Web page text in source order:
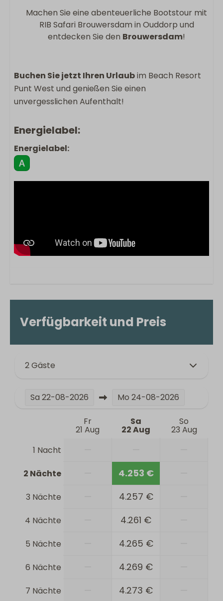
Machen Sie eine abenteuerliche Bootstour mit
RIB Safari Brouwersdam in Ouddorp und
entdecken Sie den Brouwersdam!
Buchen Sie jetzt Ihren Urlaubim Beach Resort
Punt West und genießen Sie einen
unvergesslichen Aufenthalt!
Energielabel:
Energielabel:
Verfügbarkeit und Preis
2 Gäste
Sa 22-08-2026 Mo 24-08-2026
Fr
21 Aug
Sa
22 Aug
So
23 Aug
1 Nacht
2 Nächte 4.253 €
3 Nächte 4.257 €
4 Nächte 4.261 €
5 Nächte 4.265 €
6 Nächte 4.269 €
7 Nächte 4.273 €